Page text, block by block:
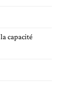
capacité